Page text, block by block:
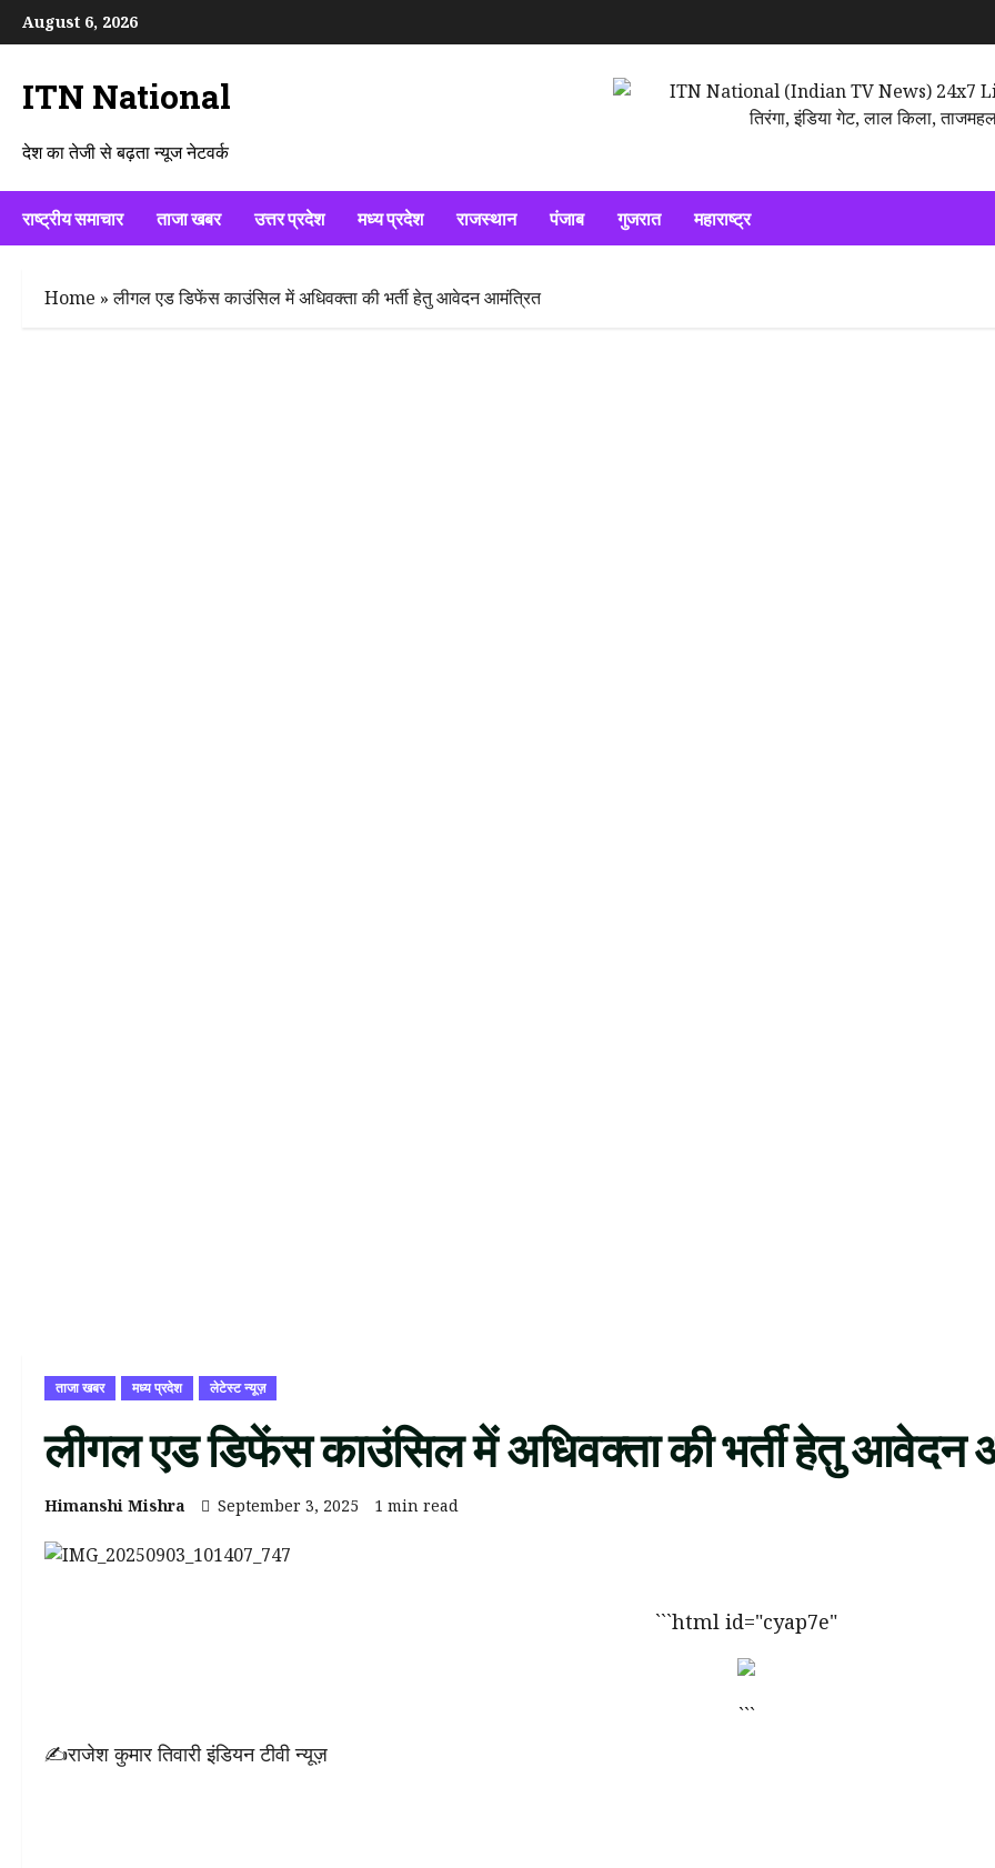
Skip
to
August 6, 2026
ITN National
देश का तेजी से बढ़ता न्यूज नेटवर्क
राष्ट्रीय समाचार ताजा खबर उत्तर प्रदेश मध्य प्रदेश राजस्थान पंजाब गुजरात महाराष्ट्र
Home »लीगल एड डिफेंस काउंसिल में अधिवक्‍ता की भर्ती हेतु आवेदन आमंत्रित
ताजा खबर मध्य प्रदेश लेटेस्ट न्यूज़
लीगल एड डिफेंस काउंसिल में अधिवक्‍ता की भर्ती हेतु आवेदन
Himanshi Mishra September 3, 2025 1 min read
```html id="cyap7e"
```
✍राजेश कुमार तिवारी इंडियन टीवी न्यूज़